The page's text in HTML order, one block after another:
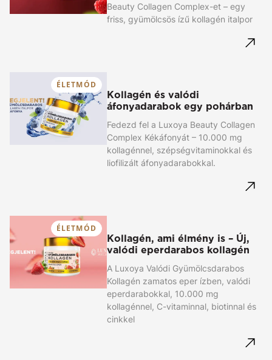
Beauty Collagen Complex-et – egy
friss, gyümölcsös ízű kollagén italpor
ÉLETMÓD
Kollagén és valódi
áfonyadarabok egy pohárban
Fedezd fel a Luxoya Beauty Collagen
Complex Kékáfonyát – 10.000 mg
kollagénnel, szépségvitaminokkal és
liofilizált áfonyadarabokkal.
ÉLETMÓD
Kollagén, ami élmény is – Új,
valódi eperdarabos kollagén
A Luxoya Valódi Gyümölcsdarabos
Kollagén zamatos eper ízben, valódi
eperdarabokkal, 10.000 mg
kollagénnel, C-vitaminnal, biotinnal és
cinkkel